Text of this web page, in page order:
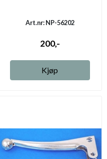
Art.nr: NP-56202
200,-
Kjøp